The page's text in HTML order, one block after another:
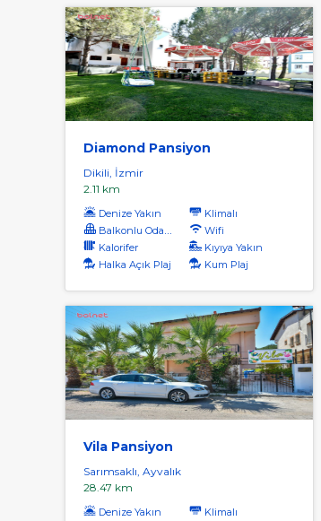
Diamond Pansiyon
Dikili, İzmir
2.11 km
Denize Yakın
Klimalı
Balkonlu Odalar
Wifi
Kalorifer
Kıyıya Yakın
Halka Açık Plaj
Kum Plaj
Vila Pansiyon
Sarımsaklı, Ayvalık
28.47 km
Denize Yakın
Klimalı